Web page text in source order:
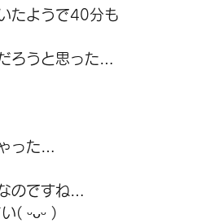
たようで40分も
ろうと思った…
った…
のですね…
( ᵕᴗᵕ )